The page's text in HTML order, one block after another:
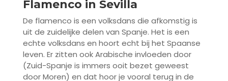
Flamenco in Sevilla
De flamenco is een volksdans die afkomstig is
uit de zuidelijke delen van Spanje. Het is een
echte volksdans en hoort echt bij het Spaanse
leven. Er zitten ook Arabische invloeden door
(Zuid-Spanje is immers ooit bezet geweest
door Moren) en dat hoor je vooral terug in de